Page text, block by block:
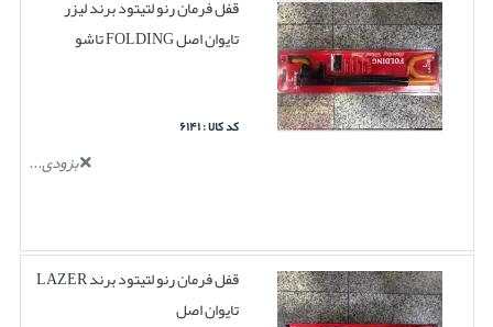
قفل فرمان رنو لتیتود برند لیزر
تایوان اصل FOLDING تاشو
کد کالا : ۶۱۴۱
بزودی...
قفل فرمان رنو لتیتود برند LAZER
تایوان اصل